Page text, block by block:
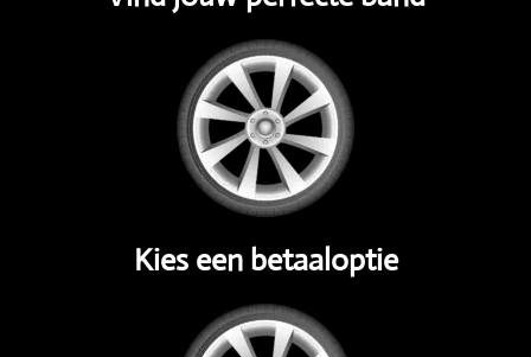
Kies een betaaloptie